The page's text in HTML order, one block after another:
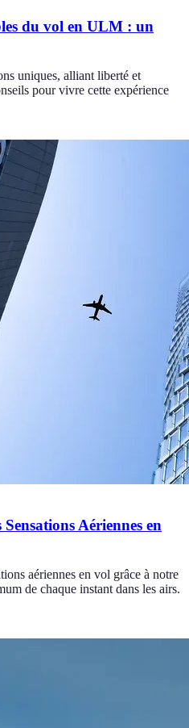
du vol en ULM : un
uniques, alliant liberté et
pour vivre cette expérience
Aériennes en
aériennes en vol grâce à notre
de chaque instant dans les airs.